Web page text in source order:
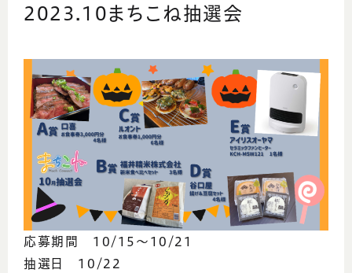
2023.10まちこね抽選会
応募期間 10/15～10/21
抽選日 10/22